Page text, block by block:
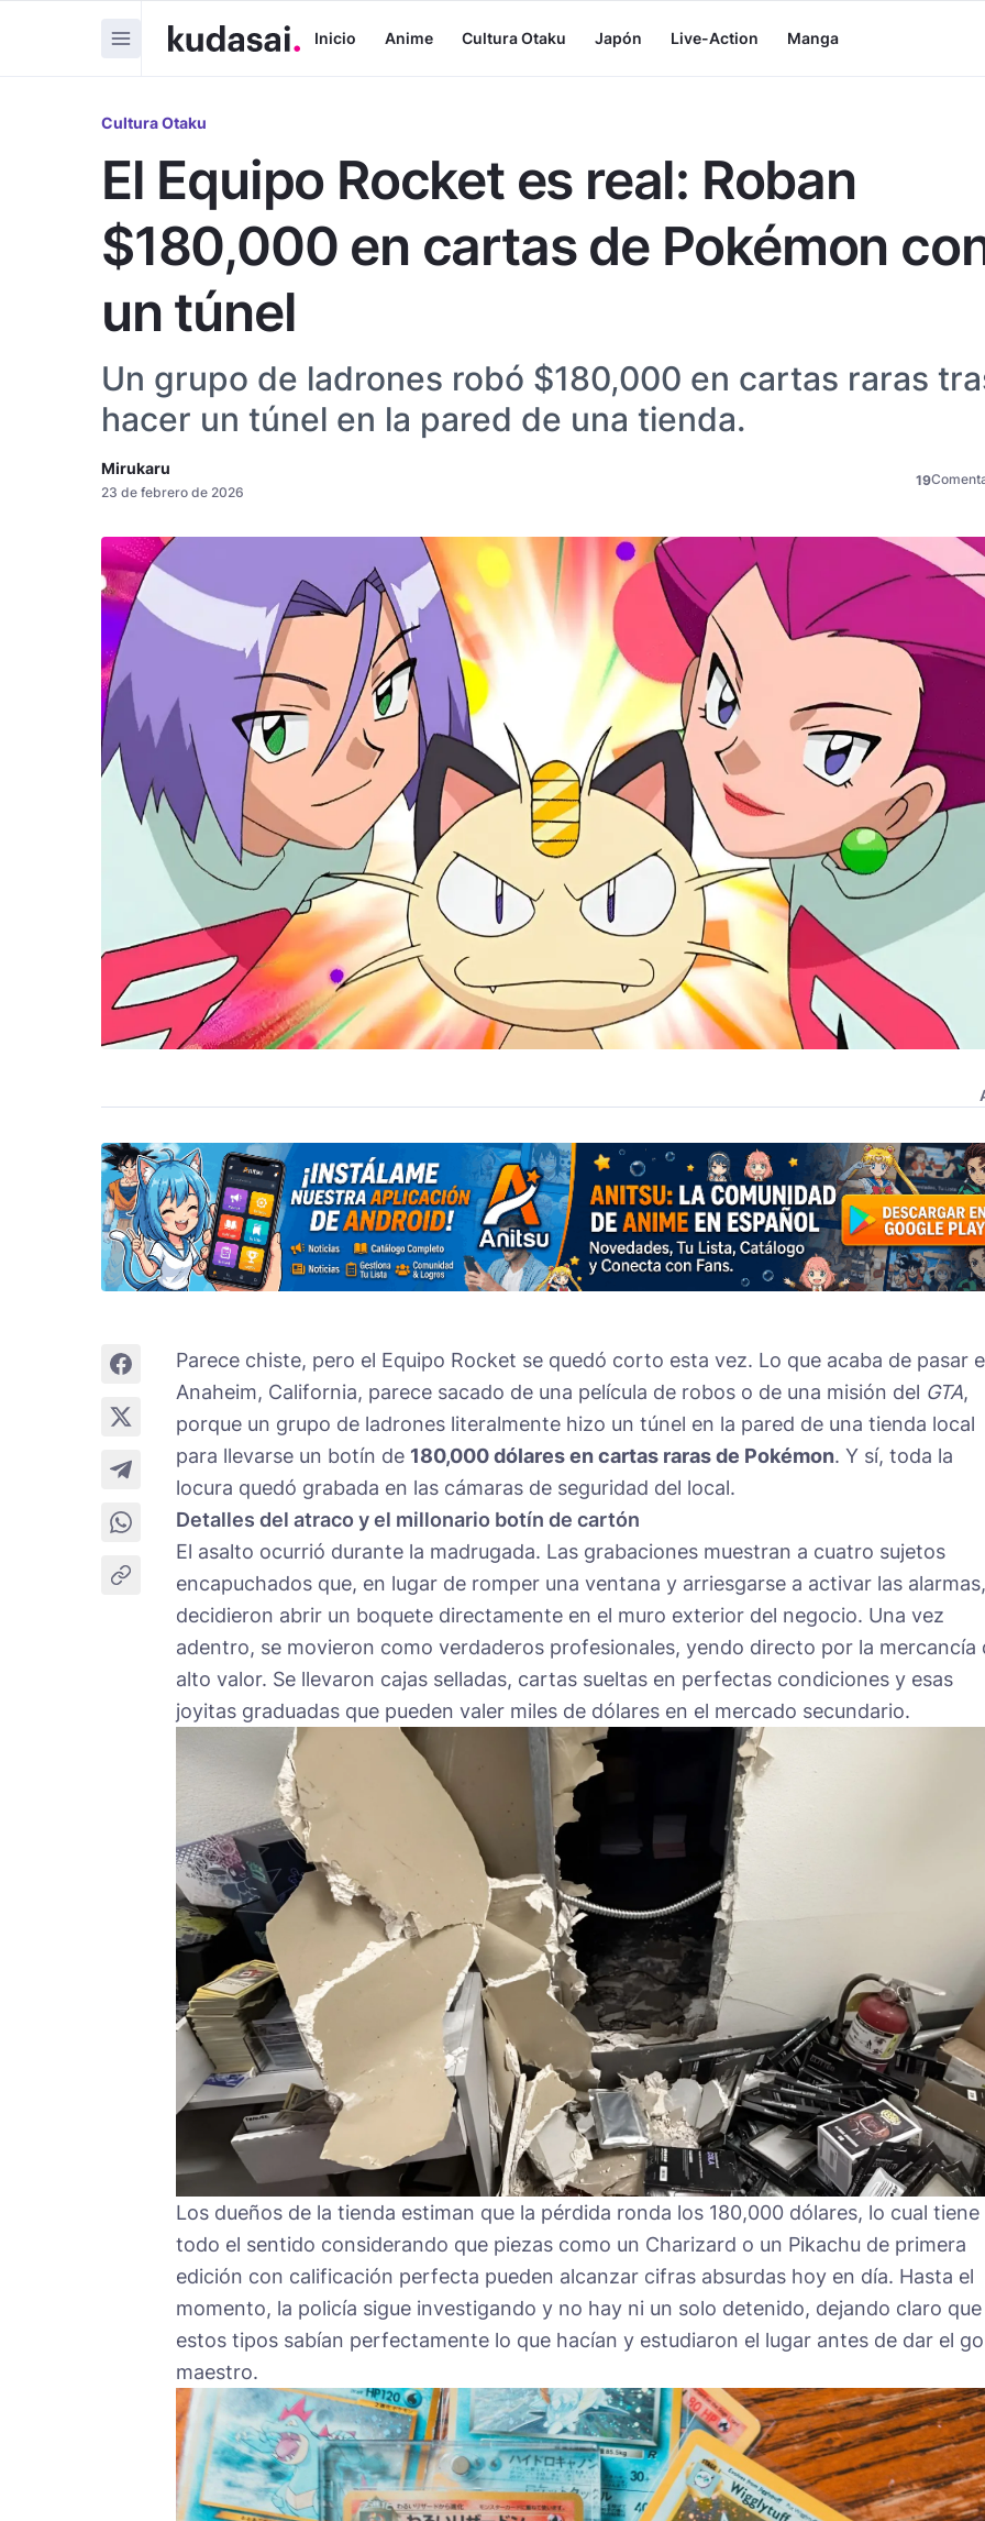
Inicio Anime Cultura Otaku Japón Live-Action Manga
Cultura Otaku
El Equipo Rocket es real: Roban
$180,000 en cartas de Pokémon
un túnel
Un grupo de ladrones robó $180,000 en cartas raras
hacer un túnel en la pared de una tienda.
Mirukaru
23 de febrero de 2026
19
Parece chiste, pero el Equipo Rocket se quedó corto esta vez. Lo que acaba de pasar
Anaheim, California, parece sacado de una película de robos o de una misión del GTA,
porque un grupo de ladrones literalmente hizo un túnel en la pared de una tienda local
para llevarse un botín de 180,000 dólares en cartas raras de Pokémon. Y sí, toda la
locura quedó grabada en las cámaras de seguridad del local.
Detalles del atraco y el millonario botín de cartón
El asalto ocurrió durante la madrugada. Las grabaciones muestran a cuatro sujetos
encapuchados que, en lugar de romper una ventana y arriesgarse a activar las alarmas,
decidieron abrir un boquete directamente en el muro exterior del negocio. Una vez
adentro, se movieron como verdaderos profesionales, yendo directo por la mercancía
alto valor. Se llevaron cajas selladas, cartas sueltas en perfectas condiciones y esas
joyitas graduadas que pueden valer miles de dólares en el mercado secundario.
Los dueños de la tienda estiman que la pérdida ronda los 180,000 dólares, lo cual tiene
todo el sentido considerando que piezas como un Charizard o un Pikachu de primera
edición con calificación perfecta pueden alcanzar cifras absurdas hoy en día. Hasta el
momento, la policía sigue investigando y no hay ni un solo detenido, dejando claro que
estos tipos sabían perfectamente lo que hacían y estudiaron el lugar antes de dar el
maestro.